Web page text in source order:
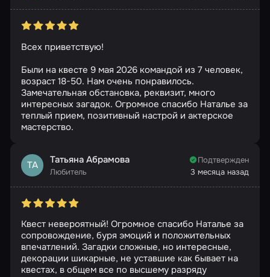
Всех приветствую!
Были на квесте 9 мая 2026 командой из 7 человек,
возраст 18-50. Нам очень понравилось.
Замечательная обстановка, реквизит, много
интересных загадок. Огромное спасибо Наталье за
теплый прием, позитивный настрой и актерское
мастерство.
ТА Татьяна Абрамова
Любитель
Подтвержден
3 месяца назад
Квест невероятный! Огромное спасибо Наталье за
сопровождение, буря эмоций и положительных
впечатлений. Загадки сложные, но интересные,
декорации шикарные, не уставшие как бывает на
квестах, в общем все по высшему разряду